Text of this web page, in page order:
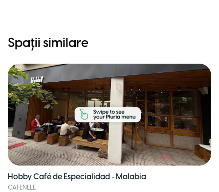
Spații similare
Hobby Café de Especialidad - Malabia
CAFENELE